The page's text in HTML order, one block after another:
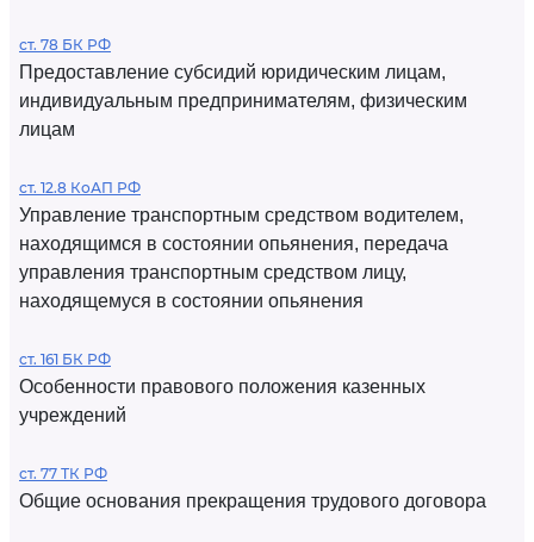
ст. 78 БК РФ
Предоставление субсидий юридическим лицам,
индивидуальным предпринимателям, физическим
лицам
ст. 12.8 КоАП РФ
Управление транспортным средством водителем,
находящимся в состоянии опьянения, передача
управления транспортным средством лицу,
находящемуся в состоянии опьянения
ст. 161 БК РФ
Особенности правового положения казенных
учреждений
ст. 77 ТК РФ
Общие основания прекращения трудового договора